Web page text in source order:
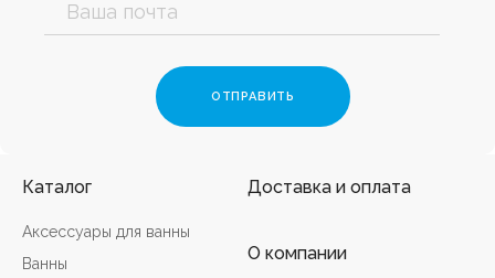
Каталог
Аксессуары для ванны
Ванны
Доставка и оплата
О компании